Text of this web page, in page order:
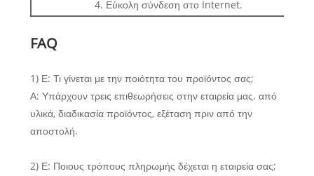
4. Εύκολη σύνδεση στο Internet.
FAQ
1) Ε: Τι γίνεται με την ποιότητα του προϊόντος σας;
Α: Υπάρχουν τρεις επιθεωρήσεις στην εταιρεία μας. από
υλικά, διαδικασία προϊόντος, εξέταση πριν από την
αποστολή.
2) Ε: Ποιους τρόπους πληρωμής δέχεται η εταιρεία σας;